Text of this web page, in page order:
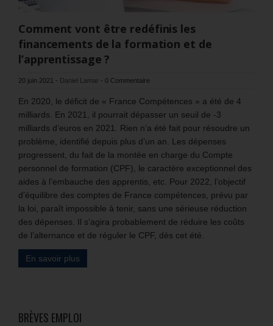
Comment vont être redéfinis les
financements de la formation et de
l’apprentissage ?
20 juin 2021 - Daniel Lamar - 0 Commentaire
En 2020, le déficit de « France Compétences » a été de 4
milliards. En 2021, il pourrait dépasser un seuil de -3
milliards d’euros en 2021. Rien n’a été fait pour résoudre un
problème, identifié depuis plus d’un an. Les dépenses
progressent, du fait de la montée en charge du Compte
personnel de formation (CPF), le caractère exceptionnel des
aides à l’embauche des apprentis, etc. Pour 2022, l’objectif
d’équilibre des comptes de France compétences, prévu par
la loi, paraît impossible à tenir, sans une sérieuse réduction
des dépenses. Il s’agira probablement de réduire les coûts
de l’alternance et de réguler le CPF, dès cet été.
En savoir plus
BRÈVES EMPLOI